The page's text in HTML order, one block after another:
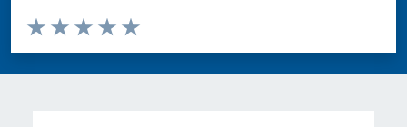
Valuta da 1 a 5 stelle la pagina
Valuta 5 stelle su 5
Valuta 4 stelle su 5
Valuta 3 stelle su 5
Valuta 2 stelle su 5
Valuta 1 stelle su 5